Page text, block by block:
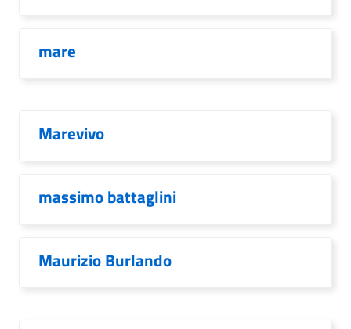
mare
Marevivo
massimo battaglini
Maurizio Burlando